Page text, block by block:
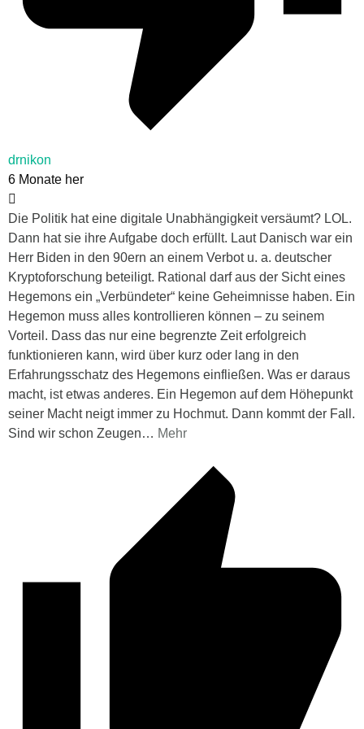
drnikon
6 Monate her
Die Politik hat eine digitale Unabhängigkeit versäumt? LOL.
Dann hat sie ihre Aufgabe doch erfüllt. Laut Danisch war ein
Herr Biden in den 90ern an einem Verbot u. a. deutscher
Kryptoforschung beteiligt. Rational darf aus der Sicht eines
Hegemons ein „Verbündeter“ keine Geheimnisse haben. Ein
Hegemon muss alles kontrollieren können – zu seinem
Vorteil. Dass das nur eine begrenzte Zeit erfolgreich
funktionieren kann, wird über kurz oder lang in den
Erfahrungsschatz des Hegemons einfließen. Was er daraus
macht, ist etwas anderes. Ein Hegemon auf dem Höhepunkt
seiner Macht neigt immer zu Hochmut. Dann kommt der Fall.
Sind wir schon Zeugen… Mehr